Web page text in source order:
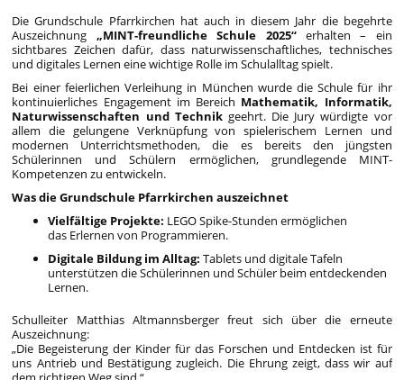
Die Grundschule Pfarrkirchen hat auch in diesem Jahr die begehrte
Auszeichnung „MINT-freundliche Schule 2025“erhalten – ein
sichtbares Zeichen dafür, dass naturwissenschaftliches, technisches
und digitales Lernen eine wichtige Rolle im Schulalltag spielt.
Bei einer feierlichen Verleihung in München wurde die Schule für ihr
kontinuierliches Engagement im Bereich Mathematik, Informatik,
Naturwissenschaften und Technikgeehrt. Die Jury würdigte vor
allem die gelungene Verknüpfung von spielerischem Lernen und
modernen Unterrichtsmethoden, die es bereits den jüngsten
Schülerinnen und Schülern ermöglichen, grundlegende MINT-
Kompetenzen zu entwickeln.
Was die Grundschule Pfarrkirchen auszeichnet
Vielfältige Projekte: LEGO Spike-Stunden ermöglichen
das Erlernen von Programmieren.
Digitale Bildung im Alltag: Tablets und digitale Tafeln
unterstützen die Schülerinnen und Schüler beim entdeckenden
Lernen.
Schulleiter Matthias Altmannsberger freut sich über die erneute
Auszeichnung:
„Die Begeisterung der Kinder für das Forschen und Entdecken ist für
uns Antrieb und Bestätigung zugleich. Die Ehrung zeigt, dass wir auf